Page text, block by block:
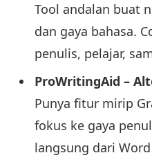
Tool andalan buat
dan gaya bahasa.
penulis, pelajar,
ProWritingAid –
Punya fitur mirip
fokus ke gaya
langsung dari